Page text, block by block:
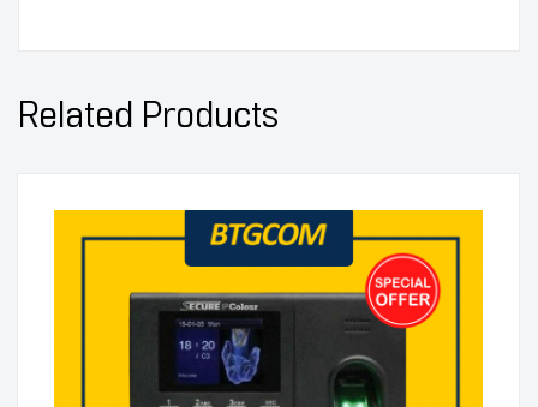
Related Products